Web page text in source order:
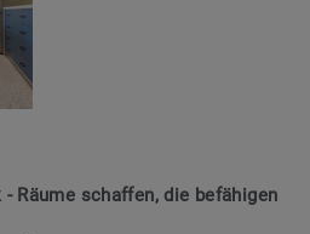
Räume schaffen, die befähigen